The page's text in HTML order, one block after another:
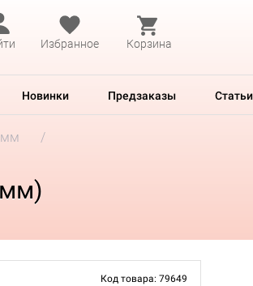
Избранное Корзина
Новинки Предзаказы Статьи
мм
Код товара: 79649